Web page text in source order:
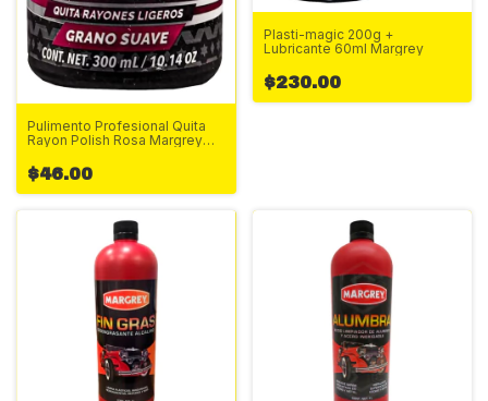
Pulimento Profesional Quita
Rayon Polish Rosa Margrey
$46.00
Plasti-magic 200g +
Lubricante 60ml Margrey
$230.00